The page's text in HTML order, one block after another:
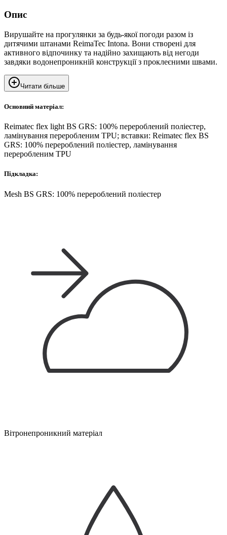
Опис
Вирушайте на прогулянки за будь-якої погоди разом із
дитячими штанами ReimaTec Intona. Вони створені для
активного відпочинку та надійно захищають від негоди
завдяки водонепроникній конструкції з проклеєними швами.
Читати більше
Основний матеріал:
Reimatec flex light BS GRS: 100% перероблений поліестер,
ламінування переробленим TPU; вставки: Reimatec flex BS
GRS: 100% перероблений поліестер, ламінування
переробленим TPU
Підкладка:
Mesh BS GRS: 100% перероблений поліестер
Вітронепроникний матеріал